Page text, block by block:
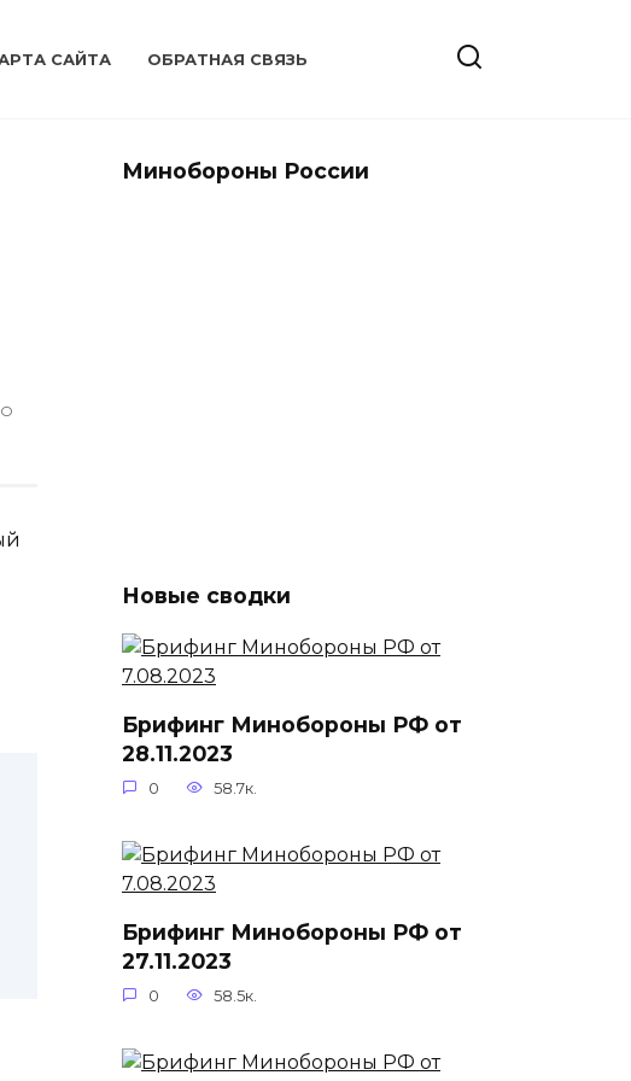
САЙТА ОБРАТНАЯ СВЯЗЬ
Минобороны России
Новые сводки
Брифинг Минобороны РФ от
28.11.2023
0 58.7к.
Брифинг Минобороны РФ от
27.11.2023
0 58.5к.